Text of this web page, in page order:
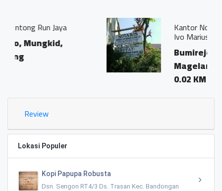
Kantor Notaris dan PPAT
Ivo Marius, SH"
Bumirejo, Mungkid,
Magelang
Review
Lokasi Populer
Kopi Papupa Robusta
Dsn. Sengon RT4/3 Ds. Trasan Kec. Bandongan